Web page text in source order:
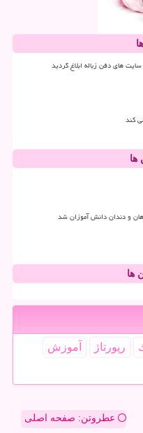
های دفن زباله ابلاغ گردید
کند
ها
و دندان دانش آموزان شد
ها
رپورتاژ
آموزش
عطروتن: صفحه اصلی